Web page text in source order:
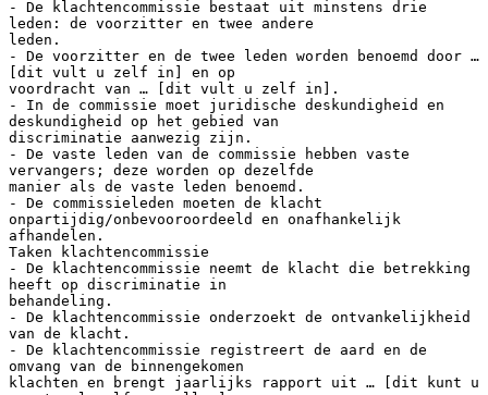
- De klachtencommissie bestaat uit minstens drie
leden: de voorzitter en twee andere
leden.
- De voorzitter en de twee leden worden benoemd door …
[dit vult u zelf in] en op
voordracht van … [dit vult u zelf in].
- In de commissie moet juridische deskundigheid en
deskundigheid op het gebied van
discriminatie aanwezig zijn.
- De vaste leden van de commissie hebben vaste
vervangers; deze worden op dezelfde
manier als de vaste leden benoemd.
- De commissieleden moeten de klacht
onpartijdig/onbevooroordeeld en onafhankelijk
afhandelen.
Taken klachtencommissie
- De klachtencommissie neemt de klacht die betrekking
heeft op discriminatie in
behandeling.
- De klachtencommissie onderzoekt de ontvankelijkheid
van de klacht.
- De klachtencommissie registreert de aard en de
omvang van de binnengekomen
klachten en brengt jaarlijks rapport uit … [dit kunt u